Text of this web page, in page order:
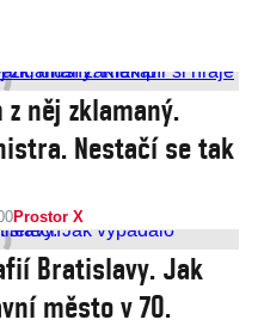
z něj zklamaný.
Nestačí se tak
Prostor X
Bratislavy. Jak
město v 70.